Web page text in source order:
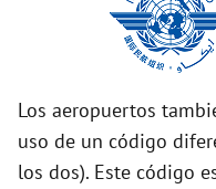
Los aeropuertos
uso de un código
los dos). Este código